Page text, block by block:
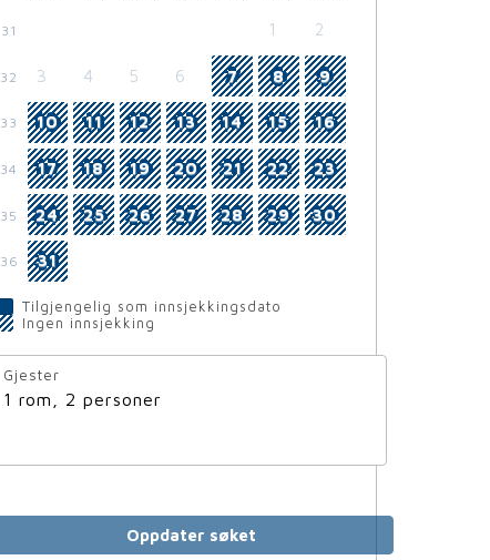
31 1 2
32 3 4 5 6 7 8 9
33 10 11 12 13 14 15 16
34 17 18 19 20 21 22 23
35 24 25 26 27 28 29 30
36 31
Tilgjengelig som innsjekkingsdato
Ingen innsjekking
Gjester
1 rom, 2 personer
Oppdater søket